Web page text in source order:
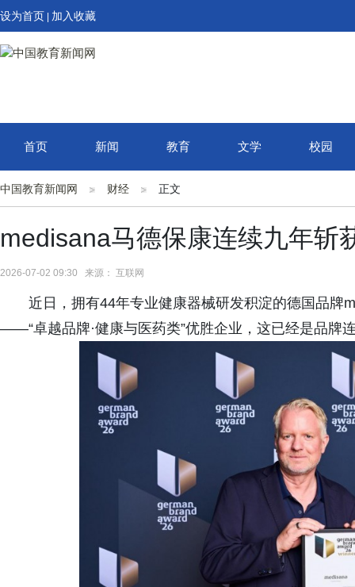
设为首页 加入收藏
首页 新闻 教育 文学 校园
中国教育新闻网 财经 正文
medisana马德保康连续九年斩
2026-07-02 09:30 来源： 互联网
近日，拥有44年专业健康器械研发积淀的德国品牌
——“卓越品牌·健康与医药类”优胜企业，这已经是品牌